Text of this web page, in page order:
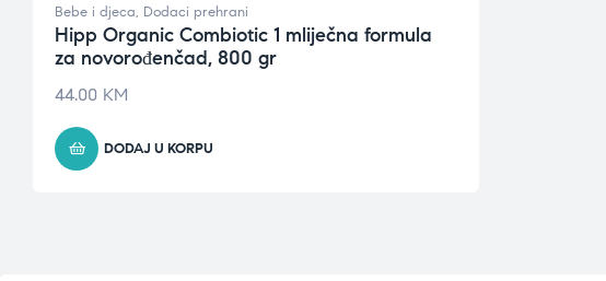
Bebe i djeca, Dodaci prehrani
Hipp Organic Combiotic 1 mliječna formula
za novorođenčad, 800 gr
44.00 KM
DODAJ U KORPU